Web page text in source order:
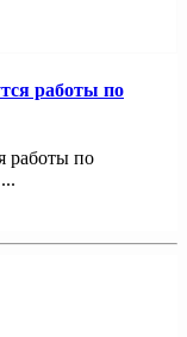
работы по
работы по